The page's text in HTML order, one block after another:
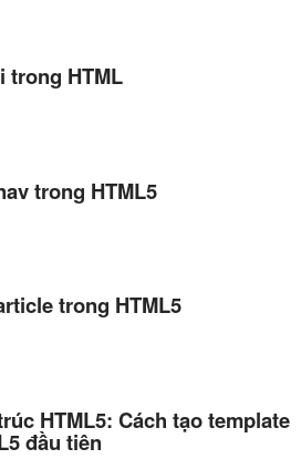
trong HTML
trong HTML5
trong HTML5
HTML5: Cách tạo template
đầu tiên